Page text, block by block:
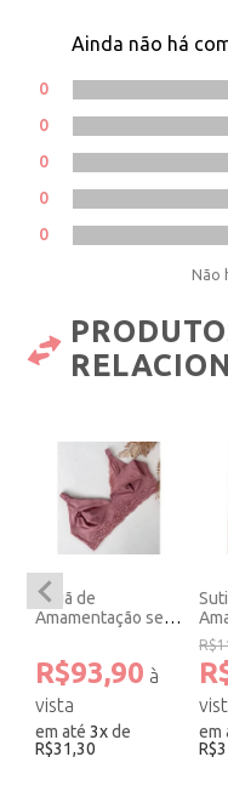
Ainda não há
0
0
0
0
0
Não
Sutiã de
Amamentação sem
Algodão Blush.
R$93,90
em até3xde
R$31,30
em